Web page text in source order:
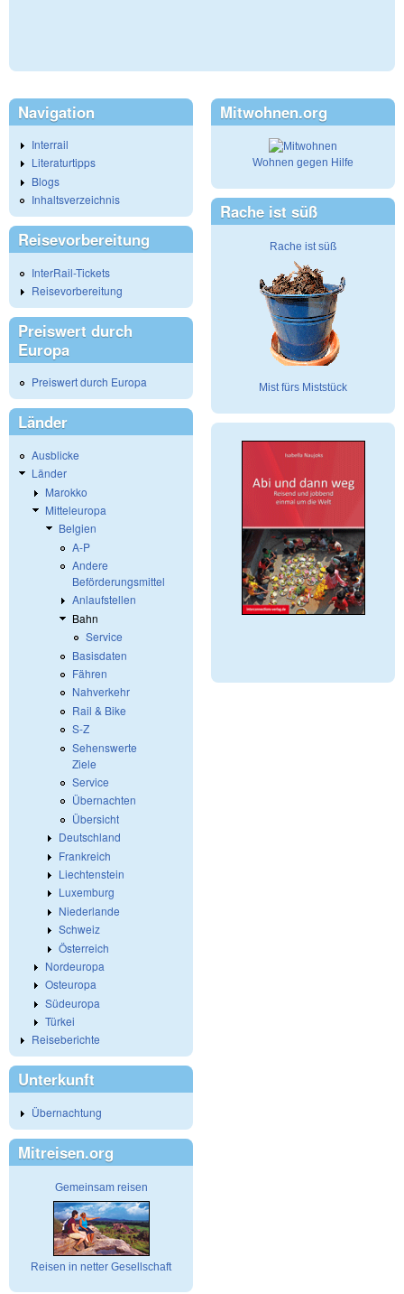
Navigation
Interrail
Literaturtipps
Blogs
Inhaltsverzeichnis
Reisevorbereitung
InterRail-Tickets
Reisevorbereitung
Preiswert durch
Europa
Preiswert durch Europa
Länder
Ausblicke
Länder
Marokko
Mitteleuropa
Belgien
A-P
Andere
Beförderungsmittel
Anlaufstellen
Bahn
Service
Basisdaten
Fähren
Nahverkehr
Rail & Bike
S-Z
Sehenswerte
Ziele
Service
Übernachten
Übersicht
Deutschland
Frankreich
Liechtenstein
Luxemburg
Niederlande
Schweiz
Österreich
Nordeuropa
Osteuropa
Südeuropa
Türkei
Reiseberichte
Unterkunft
Übernachtung
Mitreisen.org
Gemeinsam reisen
Reisen in netter Gesellschaft
Mitwohnen.org
Wohnen gegen Hilfe
Rache ist süß
Rache ist süß
Mist fürs Miststück